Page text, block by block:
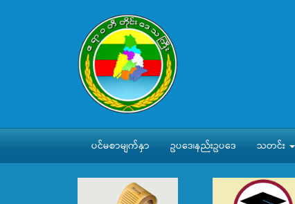
ပင်မစာမျက်နှာ ဥပဒေ၊နည်းဥပဒေ သတင်း